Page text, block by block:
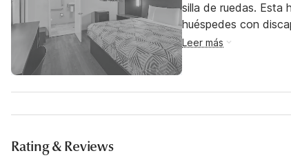
silla de ruedas. Esta
huéspedes con
Leer más
Rating & Reviews